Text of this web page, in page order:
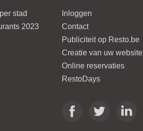
stad
2023
Inloggen
Contact
Publiciteit op Resto.be
Creatie van uw website
Online reservaties
RestoDays